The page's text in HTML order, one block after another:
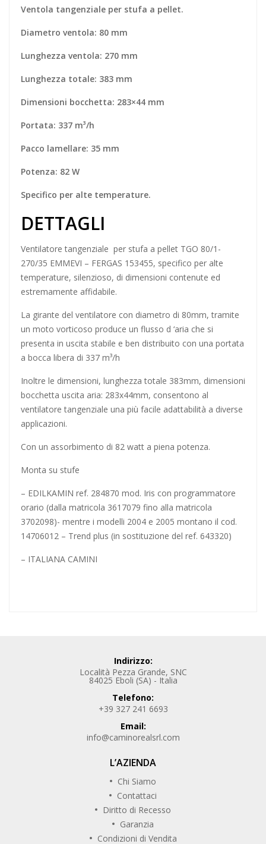
Ventola tangenziale per stufa a pellet.
Diametro ventola: 80 mm
Lunghezza ventola: 270 mm
Lunghezza totale: 383 mm
Dimensioni bocchetta: 283×44 mm
Portata: 337 m³/h
Pacco lamellare: 35 mm
Potenza: 82 W
Specifico per alte temperature.
DETTAGLI
Ventilatore tangenziale per stufa a pellet TGO 80/1-
270/35 EMMEVI – FERGAS 153455, specifico per alte
temperature, silenzioso, di dimensioni contenute ed
estremamente affidabile.
La girante del ventilatore con diametro di 80mm, tramite
un moto vorticoso produce un flusso d ‘aria che si
presenta in uscita stabile e ben distribuito con una portata
a bocca libera di 337 m³/h
Inoltre le dimensioni, lunghezza totale 383mm, dimensioni
bocchetta uscita aria: 283x44mm, consentono al
ventilatore tangenziale una più facile adattabilità a diverse
applicazioni.
Con un assorbimento di 82 watt a piena potenza.
Monta su stufe
– EDILKAMIN ref. 284870 mod. Iris con programmatore
orario (dalla matricola 3617079 fino alla matricola
3702098)- mentre i modelli 2004 e 2005 montano il cod.
14706012 – Trend plus (in sostituzione del ref. 643320)
– ITALIANA CAMINI
Indirizzo:
Località Pezza Grande, SNC
84025 Eboli (SA) - Italia
Telefono:
+39 327 241 6693
Email:
info@caminorealsrl.com
L’AZIENDA
Chi Siamo
Contattaci
Diritto di Recesso
Garanzia
Condizioni di Vendita